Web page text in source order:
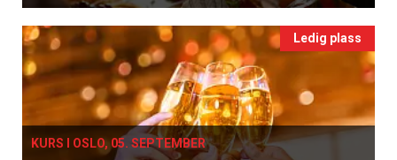
Ledig plass
KURS I OSLO, 05. SEPTEMBER